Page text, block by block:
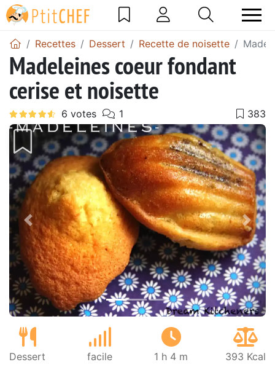
Recettes Dessert Recette de noisette
Madeleines coeur fondant
cerise et noisette
Précédent
Dessert facile 1 h 4 m 393 Kcal